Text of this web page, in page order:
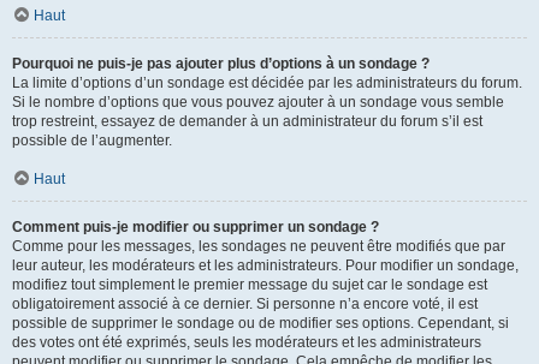
Haut
Pourquoi ne puis-je pas ajouter plus d’options à un sondage ?
La limite d’options d’un sondage est décidée par les administrateurs du forum.
Si le nombre d’options que vous pouvez ajouter à un sondage vous semble
trop restreint, essayez de demander à un administrateur du forum s’il est
possible de l’augmenter.
Haut
Comment puis-je modifier ou supprimer un sondage ?
Comme pour les messages, les sondages ne peuvent être modifiés que par
leur auteur, les modérateurs et les administrateurs. Pour modifier un sondage,
modifiez tout simplement le premier message du sujet car le sondage est
obligatoirement associé à ce dernier. Si personne n’a encore voté, il est
possible de supprimer le sondage ou de modifier ses options. Cependant, si
des votes ont été exprimés, seuls les modérateurs et les administrateurs